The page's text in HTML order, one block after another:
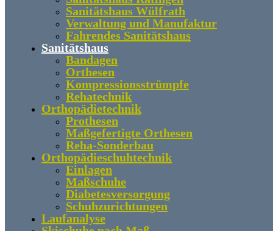
Sanitätshaus Wülfrath
Verwaltung und Manufaktur
Fahrendes Sanitätshaus
Sanitätshaus
Bandagen
Orthesen
Kompressionsstrümpfe
Rehatechnik
Orthopädietechnik
Prothesen
Maßgefertigte Orthesen
Reha-Sonderbau
Orthopädieschuhtechnik
Einlagen
Maßschuhe
Diabetesversorgung
Schuhzurichtungen
Laufanalyse